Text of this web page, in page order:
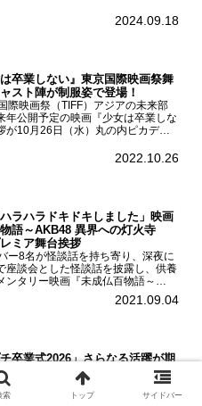
菅原咲月が都内にて開催された
2024.09.18
卒業しない』東京国際映画祭舞
スト陣が制服姿で登場！
際映画祭（TIFF）アジアの未来部
年公開予定の映画『少女は卒業しな
が10月26日（水）丸の内ピカデリ
井友望、監督の中川駿が登壇。映画
2022.10.26
ラハラドキドキしました」映画
物語～AKB48 異界への灯火寺
ミア舞台挨拶
ー8名が怪談話を持ち寄り、深夜に
座談会とした怪談話を披露し、供養
ンタリー映画『未成仏百物語～
の灯火寺～』の先行プレミア舞台
ユナイテッド・シネマ豊洲で開催さ
2021.09.04
卒業式2026」さらなる活躍が期
気モデルたちのラストステージ
けファッション雑誌『ニコ☆プチ』
2026年3月22日（日）明治安田ホー
索 トップ サイドバー